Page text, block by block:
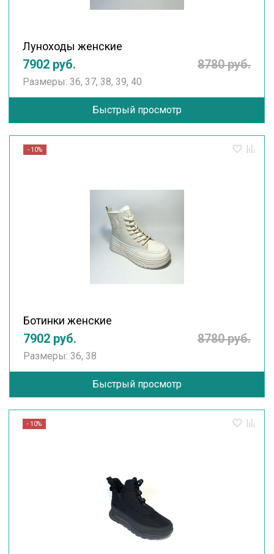
Луноходы женские
7902 руб. 8780 руб.
Размеры: 36, 37, 38, 39, 40
Быстрый просмотр
- 10%
Ботинки женские
7902 руб. 8780 руб.
Размеры: 36, 38
Быстрый просмотр
- 10%